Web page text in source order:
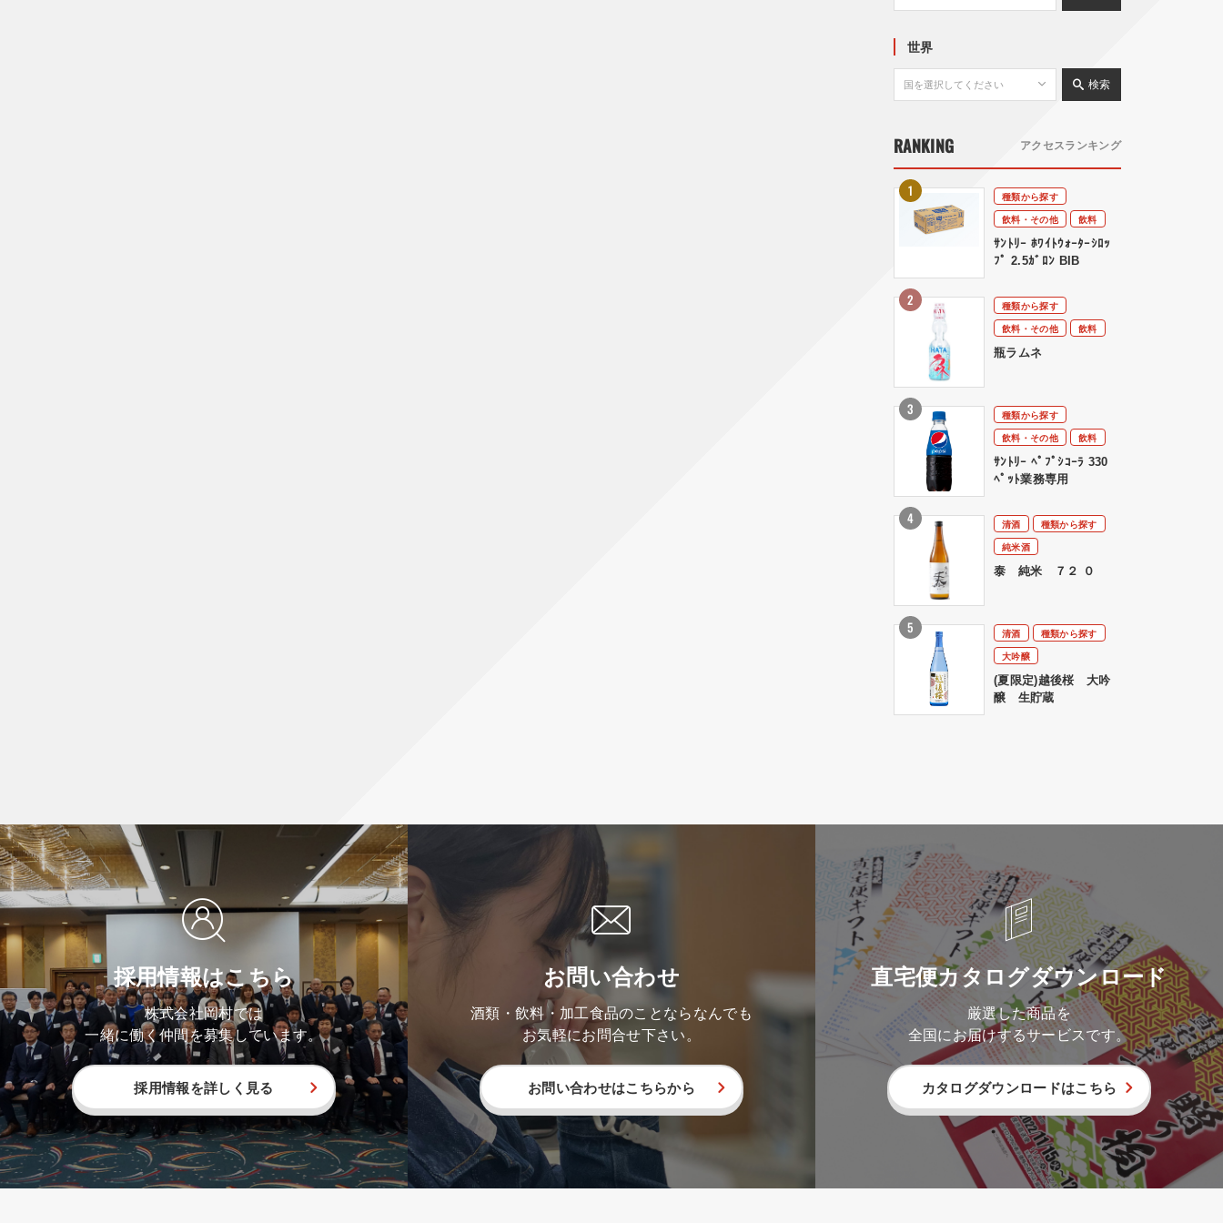
世界
検索
RANKING アクセスランキング
種類から探す
飲料・その他
飲料
ｻﾝﾄﾘｰ ﾎﾜｲﾄｳｫｰﾀｰｼﾛｯ
ﾌﾟ 2.5ｶﾞﾛﾝ BIB
種類から探す
飲料・その他
飲料
瓶ラムネ
種類から探す
飲料・その他
飲料
ｻﾝﾄﾘｰ ﾍﾟﾌﾟｼｺｰﾗ 330
ﾍﾟｯﾄ業務専用
清酒
種類から探す
純米酒
泰 純米 ７２ ０
清酒
種類から探す
大吟醸
(夏限定)越後桜 大吟
醸 生貯蔵
採用情報はこちら
株式会社岡村では
一緒に働く仲間を募集しています。
採用情報を詳しく見る
お問い合わせ
酒類・飲料・加工食品のことならなんでも
お気軽にお問合せ下さい。
お問い合わせはこちらから
直宅便カタログダウンロード
厳選した商品を
全国にお届けするサービスです。
カタログダウンロードはこちら